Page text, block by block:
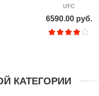
UFC
6590.00 руб.
КАТЕГОРИИ